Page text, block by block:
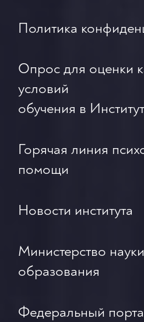
Политика
Опрос для оценки
условий
обучения в
Горячая линия
помощи
Новости института
Министерство
образования
Федеральный